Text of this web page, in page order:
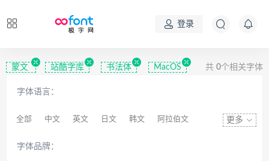
登录
蒙文 站酷字库 书法体 MacOS 共 0个相关字体
字体语言：
全部 中文 英文 日文 韩文 阿拉伯文 更多
字体品牌：